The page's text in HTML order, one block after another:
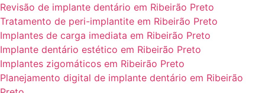
Revisão de implante dentário em Ribeirão Preto
Tratamento de peri-implantite em Ribeirão Preto
Implantes de carga imediata em Ribeirão Preto
Implante dentário estético em Ribeirão Preto
Implantes zigomáticos em Ribeirão Preto
Planejamento digital de implante dentário em Ribeirão